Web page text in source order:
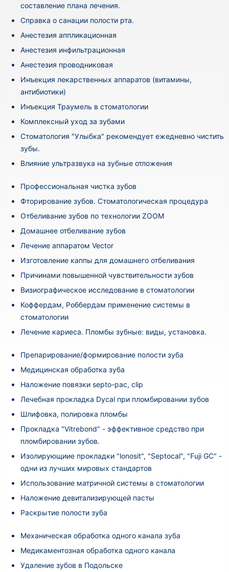
составление плана лечения.
Cправка о санации полости рта.
Анестезия аппликационная
Анестезия инфильтрационная
Анестезия проводниковая
Инъекция лекарственных аппаратов (витамины,
антибиотики)
Инъекция Траумель в стоматологии
Комплексный уход за зубами
Стоматология "Улыбка" рекомендует ежедневно чистить
зубы.
Влияние ультразвука на зубные отложения
Профессиональная чистка зубов
Фторирование зубов. Стоматологическая процедура
Отбеливание зубов по технологии ZOOM
Домашнее отбеливание зубов
Лечение аппаратом Vector
Изготовление каппы для домашнего отбеливания
Причинами повышенной чувствительности зубов
Визиографическое исследование в стоматологии
Коффердам, Роббердам применение системы в
стоматологии
Лечение кариеса. Пломбы зубные: виды, установка.
Препарирование/формирование полости зуба
Медицинская обработка зуба
Наложение повязки septo-pac, clip
Лечебная прокладка Dycal при пломбировании зубов
Шлифовка, полировка пломбы
Прокладка "Vitrebond" - эффективное средство при
пломбировании зубов.
Изолирующиие прокладки "lonosit", "Septocal", "Fuji GC" -
одни из лучших мировых стандартов
Использование матричной системы в стоматологии
Наложение девитализирующей пасты
Раскрытие полости зуба
Механическая обработка одного канала зуба
Медикаментозная обработка одного канала
Удаление зубов в Подольске